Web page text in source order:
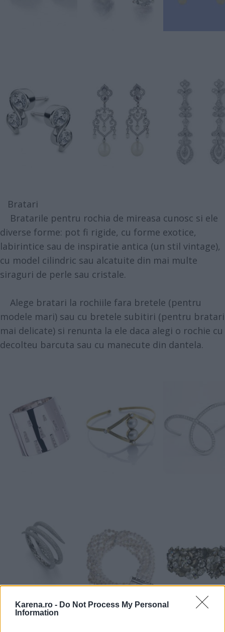
Karena.ro - Do Not Process My Personal
Information
Bratari
Bratarile pentru rochia de mireasa cunosc si ele
diverse forme: pot fi rigide, cu forme exotice,
labirintice sau de inspiratie antica (un stil vintage),
cu model cilindric sau alcatuite din mai multe
siraguri de perle sau cristale.
Alege bratari la rochiile fara bretele (pentru
modele mari) sau cu bretele subitiri (pentru bratari
mai delicate) si renunta la ele daca alegi o rochie cu
decolteu barcuta sau cu manecute din dantela.